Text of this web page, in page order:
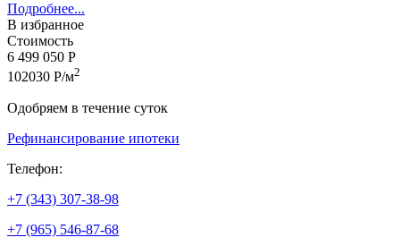
Подробнее...
В избранное
Стоимость
6 499 050 Р
102030 Р/м2
Одобряем в течение суток
Рефинансирование ипотеки
Телефон:
+7 (343) 307-38-98
+7 (965) 546-87-68